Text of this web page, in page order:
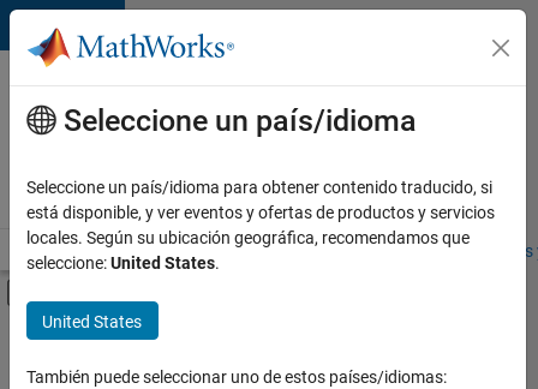
Saltar al contenido
Ofertas
de
empleo
MathWorks
Visión general Búsqueda de empleo Oficinas locales
Contenido principal
FILTRADO POR
Seleccione un país/idioma
Seleccione un país/idioma para obtener contenido traducido, si
está disponible, y ver eventos y ofertas de productos y servicios
locales. Según su ubicación geográfica, recomendamos que
seleccione:United States.
United States
También puede seleccionar uno de estos países/idiomas: